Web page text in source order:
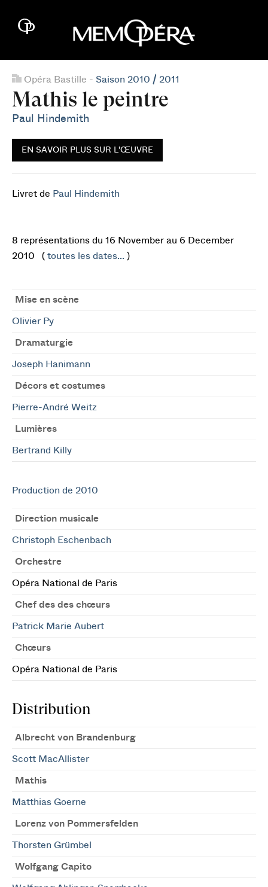
Opéra Bastille - Saison 2010 / 2011
Mathis le peintre
Paul Hindemith
EN SAVOIR PLUS SUR L'ŒUVRE
Livret de Paul Hindemith
8 représentations du 16 November au 6 December
2010 ( toutes les dates... )
Mise en scène
Olivier Py
Dramaturgie
Joseph Hanimann
Décors et costumes
Pierre-André Weitz
Lumières
Bertrand Killy
Production de 2010
Direction musicale
Christoph Eschenbach
Orchestre
Opéra National de Paris
Chef des des chœurs
Patrick Marie Aubert
Chœurs
Opéra National de Paris
Distribution
Albrecht von Brandenburg
Scott MacAllister
Mathis
Matthias Goerne
Lorenz von Pommersfelden
Thorsten Grümbel
Wolfgang Capito